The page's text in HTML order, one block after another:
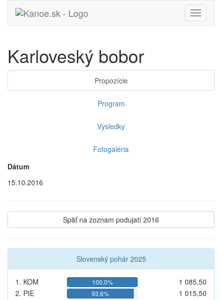
Toggle
Karloveský bobor
Propozície
Program
Výsledky
Fotogaléria
Dátum
15.10.2016
Späť na zoznam podujatí 2016
Slovenský pohár 2025
1. KOM 100,0%
1 085,50
2. PIE
93,6%
1 015,50